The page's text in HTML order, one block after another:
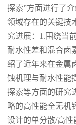
探索”方面进行了
领域存在的关键技
究进展： 1. 围绕当
耐水性差和混合卤
绍了近年来在金属
蚀机理与耐水性能
探索等方面的研究
略的高性能全无机
设计的单分散/高性